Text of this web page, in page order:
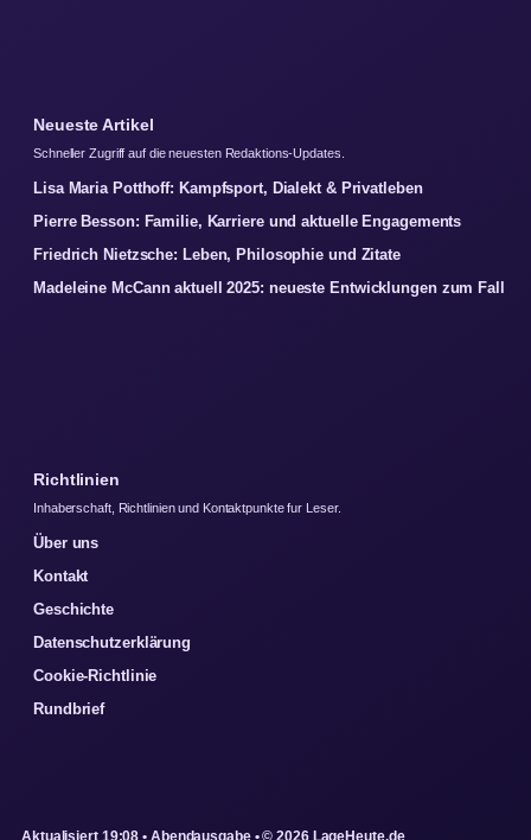
Neueste Artikel
Schneller Zugriff auf die neuesten Redaktions-Updates.
Lisa Maria Potthoff: Kampfsport, Dialekt & Privatleben
Pierre Besson: Familie, Karriere und aktuelle Engagements
Friedrich Nietzsche: Leben, Philosophie und Zitate
Madeleine McCann aktuell 2025: neueste Entwicklungen zum Fall
Richtlinien
Inhaberschaft, Richtlinien und Kontaktpunkte fur Leser.
Über uns
Kontakt
Geschichte
Datenschutzerklärung
Cookie-Richtlinie
Rundbrief
Aktualisiert 19:08 • Abendausgabe • © 2026 LageHeute.de